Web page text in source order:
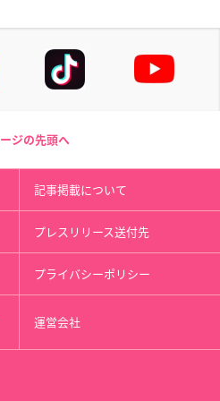
ジの先頭へ
記事掲載について
プレスリリース送付先
プライバシーポリシー
運営会社